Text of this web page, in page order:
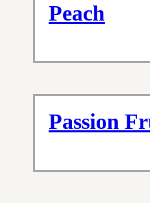
Peach
Passion